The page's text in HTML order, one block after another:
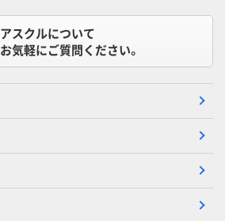
アスクルについて
お気軽にご質問ください。